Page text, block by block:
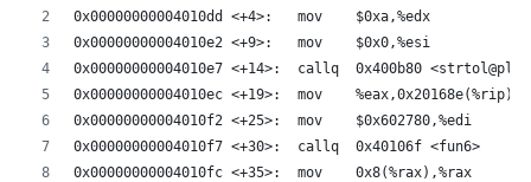
0x00000000004010dd <+4>:   mov    $0xa,%edx
0x00000000004010e2 <+9>:   mov    $0x0,%esi
0x00000000004010e7 <+14>:  callq  0x400b80 <strtol@plt>
0x00000000004010ec <+19>:  mov
0x00000000004010f2 <+25>:  mov    $0x602780,%edi
0x00000000004010f7 <+30>:  callq  0x40106f <fun6>
0x00000000004010fc <+35>:  mov    0x8(%rax),%rax